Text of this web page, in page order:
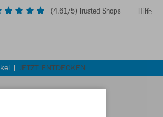
(4,61/5) Trusted Shops Hilfe
| JETZT ENTDECKEN